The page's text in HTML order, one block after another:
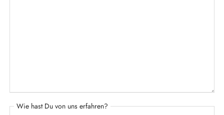
Wie hast Du von uns erfahren?